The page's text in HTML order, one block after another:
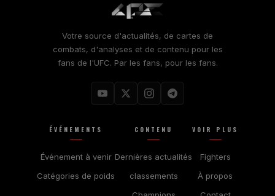
Votre source d'actualités, de cartes de
combats, d'analyses et de contenu pour les
fans de l'UFC. Par les fans, pour les fans.
ÉVÉNEMENTS
Événement à venir
Catégories de poids
CONTENU
Dernières actualités
classements
VOIR PLUS
Fighters
À propos